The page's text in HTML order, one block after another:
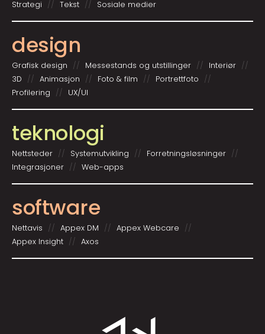
Strategi
Tekst Sosiale medier
design
Grafisk design Messestands og utstillinger
Interiør
3D
Animasjon Foto & film
Portrettfoto
Profilering
UX/UI
teknologi
Nettsteder System­utvikling
Forretnings­løsninger
Integrasjoner
Web-apps
software
Nettavis Appex DM
Appex Webcare
Appex Insight
Axos